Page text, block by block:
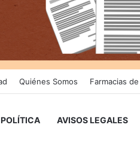
Quiénes Somos Farmacias
POLÍTICA AVISOS LEGALES